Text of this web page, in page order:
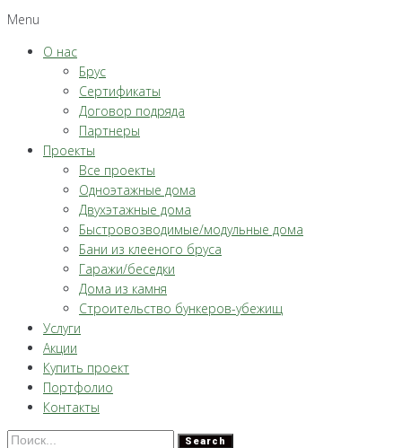
Menu
О нас
Брус
Сертификаты
Договор подряда
Партнеры
Проекты
Все проекты
Одноэтажные дома
Двухэтажные дома
Быстровозводимые/модульные дома
Бани из клееного бруса
Гаражи/беседки
Дома из камня
Строительство бункеров-убежищ
Услуги
Акции
Купить проект
Портфолио
Контакты
Search